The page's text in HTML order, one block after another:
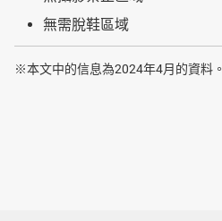
無需脫鞋區域
※本文中的信息為2024年4月的資料。